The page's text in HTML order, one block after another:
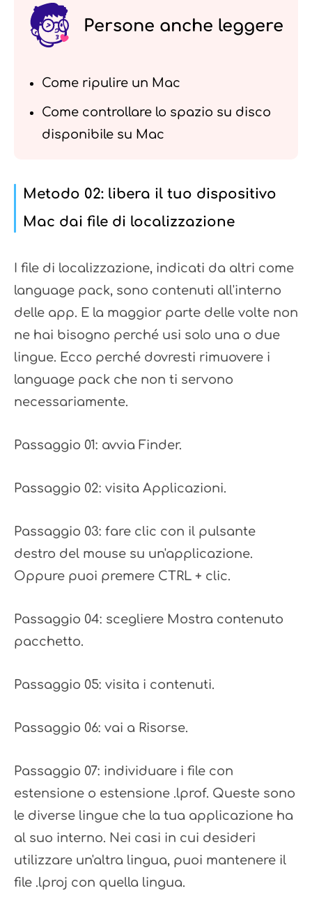
Persone anche leggere
Come ripulire un Mac
Come controllare lo spazio su disco
disponibile su Mac
Metodo 02: libera il tuo dispositivo
Mac dai file di localizzazione
I file di localizzazione, indicati da altri come
language pack, sono contenuti all'interno
delle app. E la maggior parte delle volte non
ne hai bisogno perché usi solo una o due
lingue. Ecco perché dovresti rimuovere i
language pack che non ti servono
necessariamente.
Passaggio 01: avvia Finder.
Passaggio 02: visita Applicazioni.
Passaggio 03: fare clic con il pulsante
destro del mouse su un'applicazione.
Oppure puoi premere CTRL + clic.
Passaggio 04: scegliere Mostra contenuto
pacchetto.
Passaggio 05: visita i contenuti.
Passaggio 06: vai a Risorse.
Passaggio 07: individuare i file con
estensione o estensione .lprof. Queste sono
le diverse lingue che la tua applicazione ha
al suo interno. Nei casi in cui desideri
utilizzare un'altra lingua, puoi mantenere il
file .lproj con quella lingua.